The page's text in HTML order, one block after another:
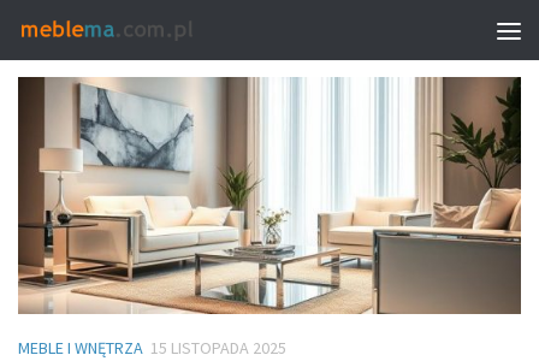
TAGGED:CHROMOWANE NOGI MEBLOWE
MEBLE I WNĘTRZA 15 LISTOPADA 2025